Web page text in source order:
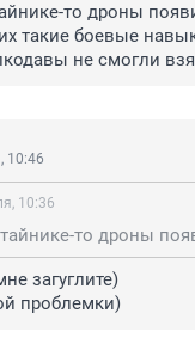
то дроны
такие боевые
не смогли
10:46
10:36
загуглите)
проблемки)